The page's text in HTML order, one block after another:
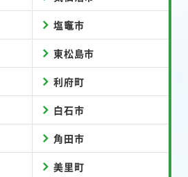
塩竈市
東松島市
利府町
白石市
角田市
美里町